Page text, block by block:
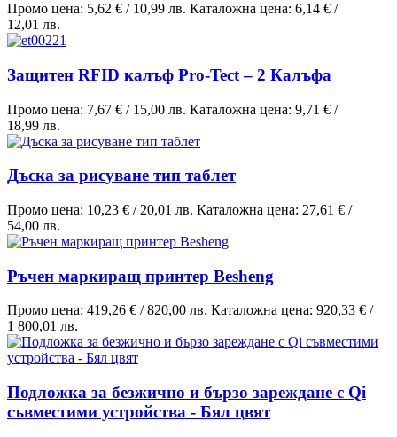
Промо цена: 5,62 € / 10,99 лв. Каталожна цена: 6,14 € /
12,01 лв.
Защитен RFID калъф Pro-Tect – 2 Калъфа
Промо цена: 7,67 € / 15,00 лв. Каталожна цена: 9,71 € /
18,99 лв.
Дъска за рисуване тип таблет
Промо цена: 10,23 € / 20,01 лв. Каталожна цена: 27,61 € /
54,00 лв.
Ръчен маркиращ принтер Besheng
Промо цена: 419,26 € /820,00 лв. Каталожна цена: 920,33 € /
1 800,01 лв.
Подложка за безжично и бързо зареждане с Qi
съвместими устройства - Бял цвят